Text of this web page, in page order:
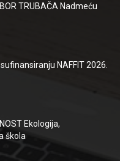
TRUBAČA Nadmeću
NAFFIT 2026.
Ekologija,
škola